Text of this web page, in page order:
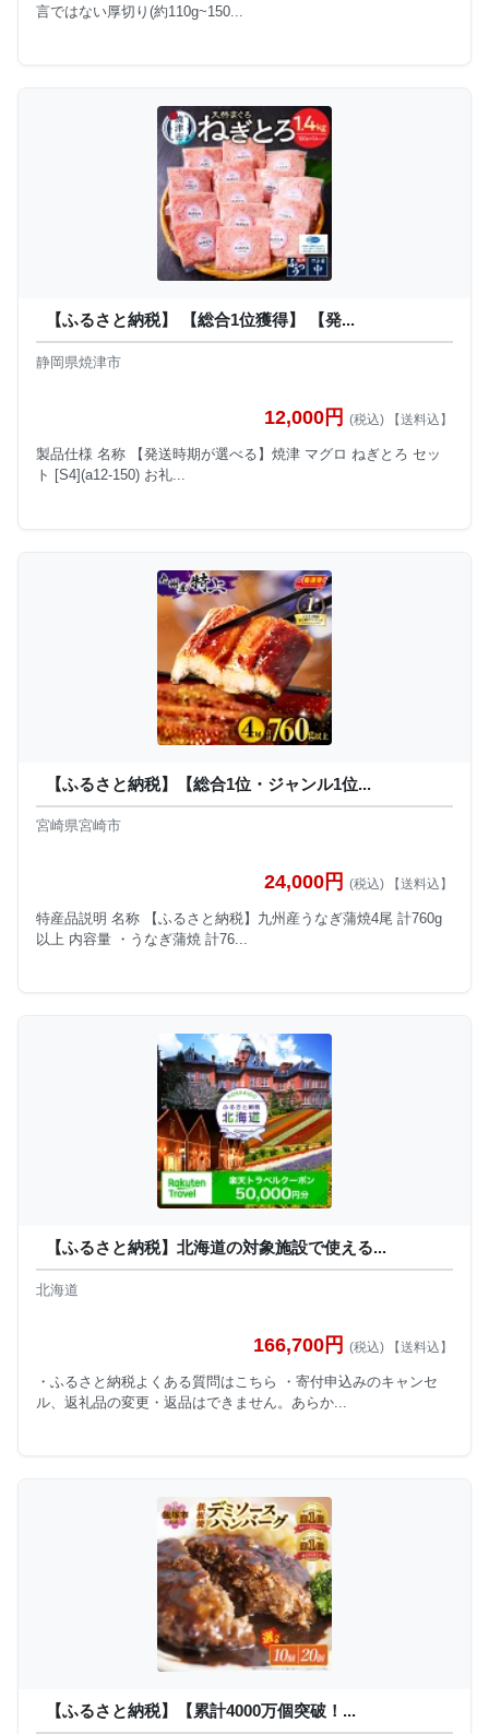
言ではない厚切り(約110g~150...
【ふるさと納税】 【総合1位獲得】 【発...
静岡県焼津市
12,000円 (税込) 【送料込】
製品仕様 名称 【発送時期が選べる】焼津 マグロ ねぎとろ セッ
ト [S4](a12-150) お礼...
【ふるさと納税】【総合1位・ジャンル1位...
宮崎県宮崎市
24,000円 (税込) 【送料込】
特産品説明 名称 【ふるさと納税】九州産うなぎ蒲焼4尾 計760g
以上 内容量 ・うなぎ蒲焼 計76...
【ふるさと納税】北海道の対象施設で使える...
北海道
166,700円 (税込) 【送料込】
・ふるさと納税よくある質問はこちら ・寄付申込みのキャンセ
ル、返礼品の変更・返品はできません。あらか...
【ふるさと納税】【累計4000万個突破！...